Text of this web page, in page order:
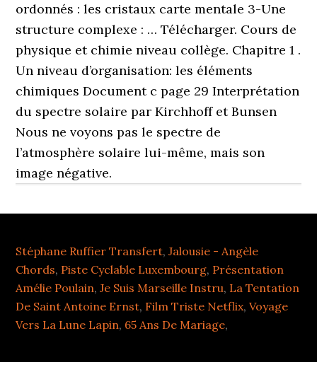
ordonnés : les cristaux carte mentale 3-Une
structure complexe : … Télécharger. Cours de
physique et chimie niveau collège. Chapitre 1 .
Un niveau d’organisation: les éléments
chimiques Document c page 29 Interprétation
du spectre solaire par Kirchhoff et Bunsen
Nous ne voyons pas le spectre de
l’atmosphère solaire lui-même, mais son
image négative.
Stéphane Ruffier Transfert,Jalousie - Angèle
Chords, Piste Cyclable Luxembourg, Présentation
Amélie Poulain,Je Suis Marseille Instru, La Tentation
De Saint Antoine Ernst, Film Triste Netflix,Voyage
Vers La Lune Lapin, 65 Ans De Mariage,